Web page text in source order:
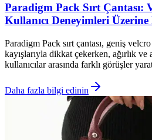
Paradigm Pack Sırt Çantası:
Kullanıcı Deneyimleri Üzerine
Paradigm Pack sırt çantası, geniş
kayışlarıyla dikkat çekerken, ağırlık ve
kullanıcılar arasında farklı görüşler
Daha fazla bilgi edinin